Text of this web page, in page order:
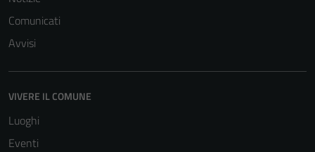
Comunicati
Avvisi
VIVERE IL COMUNE
Luoghi
Eventi